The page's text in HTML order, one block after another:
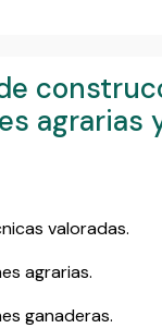
agrarias
valoradas.
agrarias.
ganaderas.